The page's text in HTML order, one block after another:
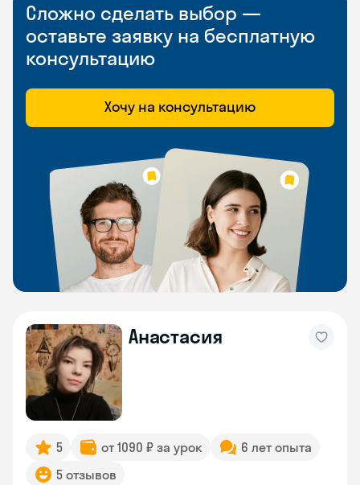
Сложно сделать выбор —
оставьте заявку на бесплатную
консультацию
Хочу на консультацию
Анастасия
5 от 1090 ₽ за урок
6 лет опыта
5 отзывов